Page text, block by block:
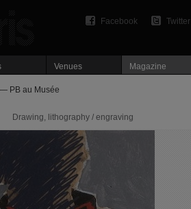
Twitter
Facebook
Venues Magazine
PB au Musée
Drawing, lithography / engraving